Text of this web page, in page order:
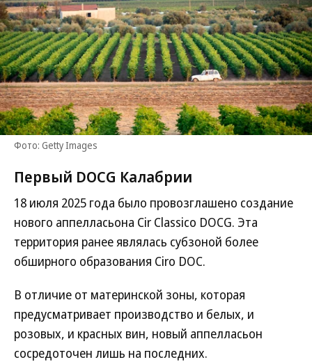
Фото: Getty Images
Первый DOCG Калабрии
18 июля 2025 года было провозглашено создание
нового аппелласьона Cir Classico DOCG. Эта
территория ранее являлась субзоной более
обширного образования Ciro DOC.
В отличие от материнской зоны, которая
предусматривает производство и белых, и
розовых, и красных вин, новый аппелласьон
сосредоточен лишь на последних.